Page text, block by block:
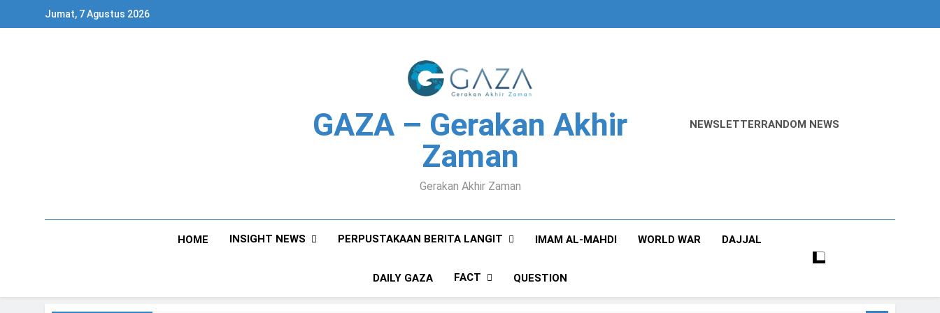
Jumat, 7 Agustus 2026
GAZA – Gerakan Akhir
Zaman
Gerakan Akhir Zaman
NEWSLETTERRANDOM NEWS
HOME INSIGHT NEWS PERPUSTAKAAN BERITA LANGIT IMAM AL-MAHDI WORLD WAR DAJJAL
DAILY GAZA FACT QUESTION